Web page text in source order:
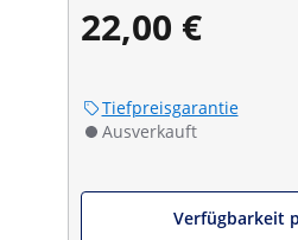
22,00 €
Tiefpreisgarantie
Ausverkauft
Verfügbarkeit